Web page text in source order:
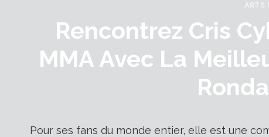
ARTS
Rencontrez Cris
MMA Avec La
Pour ses fans du monde entier, elle est une